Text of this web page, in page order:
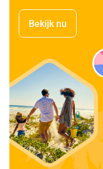
Bekijk nu